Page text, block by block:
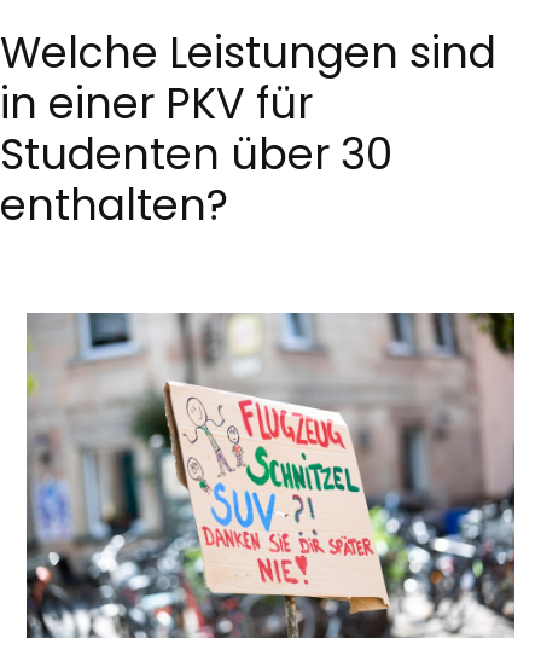
Welche Leistungen sind
in einer PKV für
Studenten über 30
enthalten?